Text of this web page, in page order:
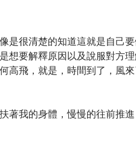
是很清楚的知道這就是自己
想要解釋原因以及說服對方
高飛，就是，時間到了，風
著我的身體，慢慢的往前推